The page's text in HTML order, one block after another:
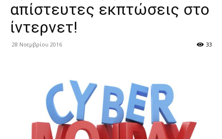
απίστευτες εκπτώσεις στο
ίντερνετ!
28 Νοεμβρίου 2016 33